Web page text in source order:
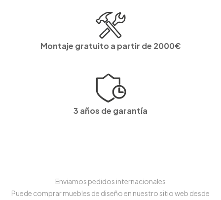
Montaje gratuito a partir de 2000€
3 años de garantía
Enviamos pedidos internacionales
Puede comprar muebles de diseño en nuestro sitio web desde